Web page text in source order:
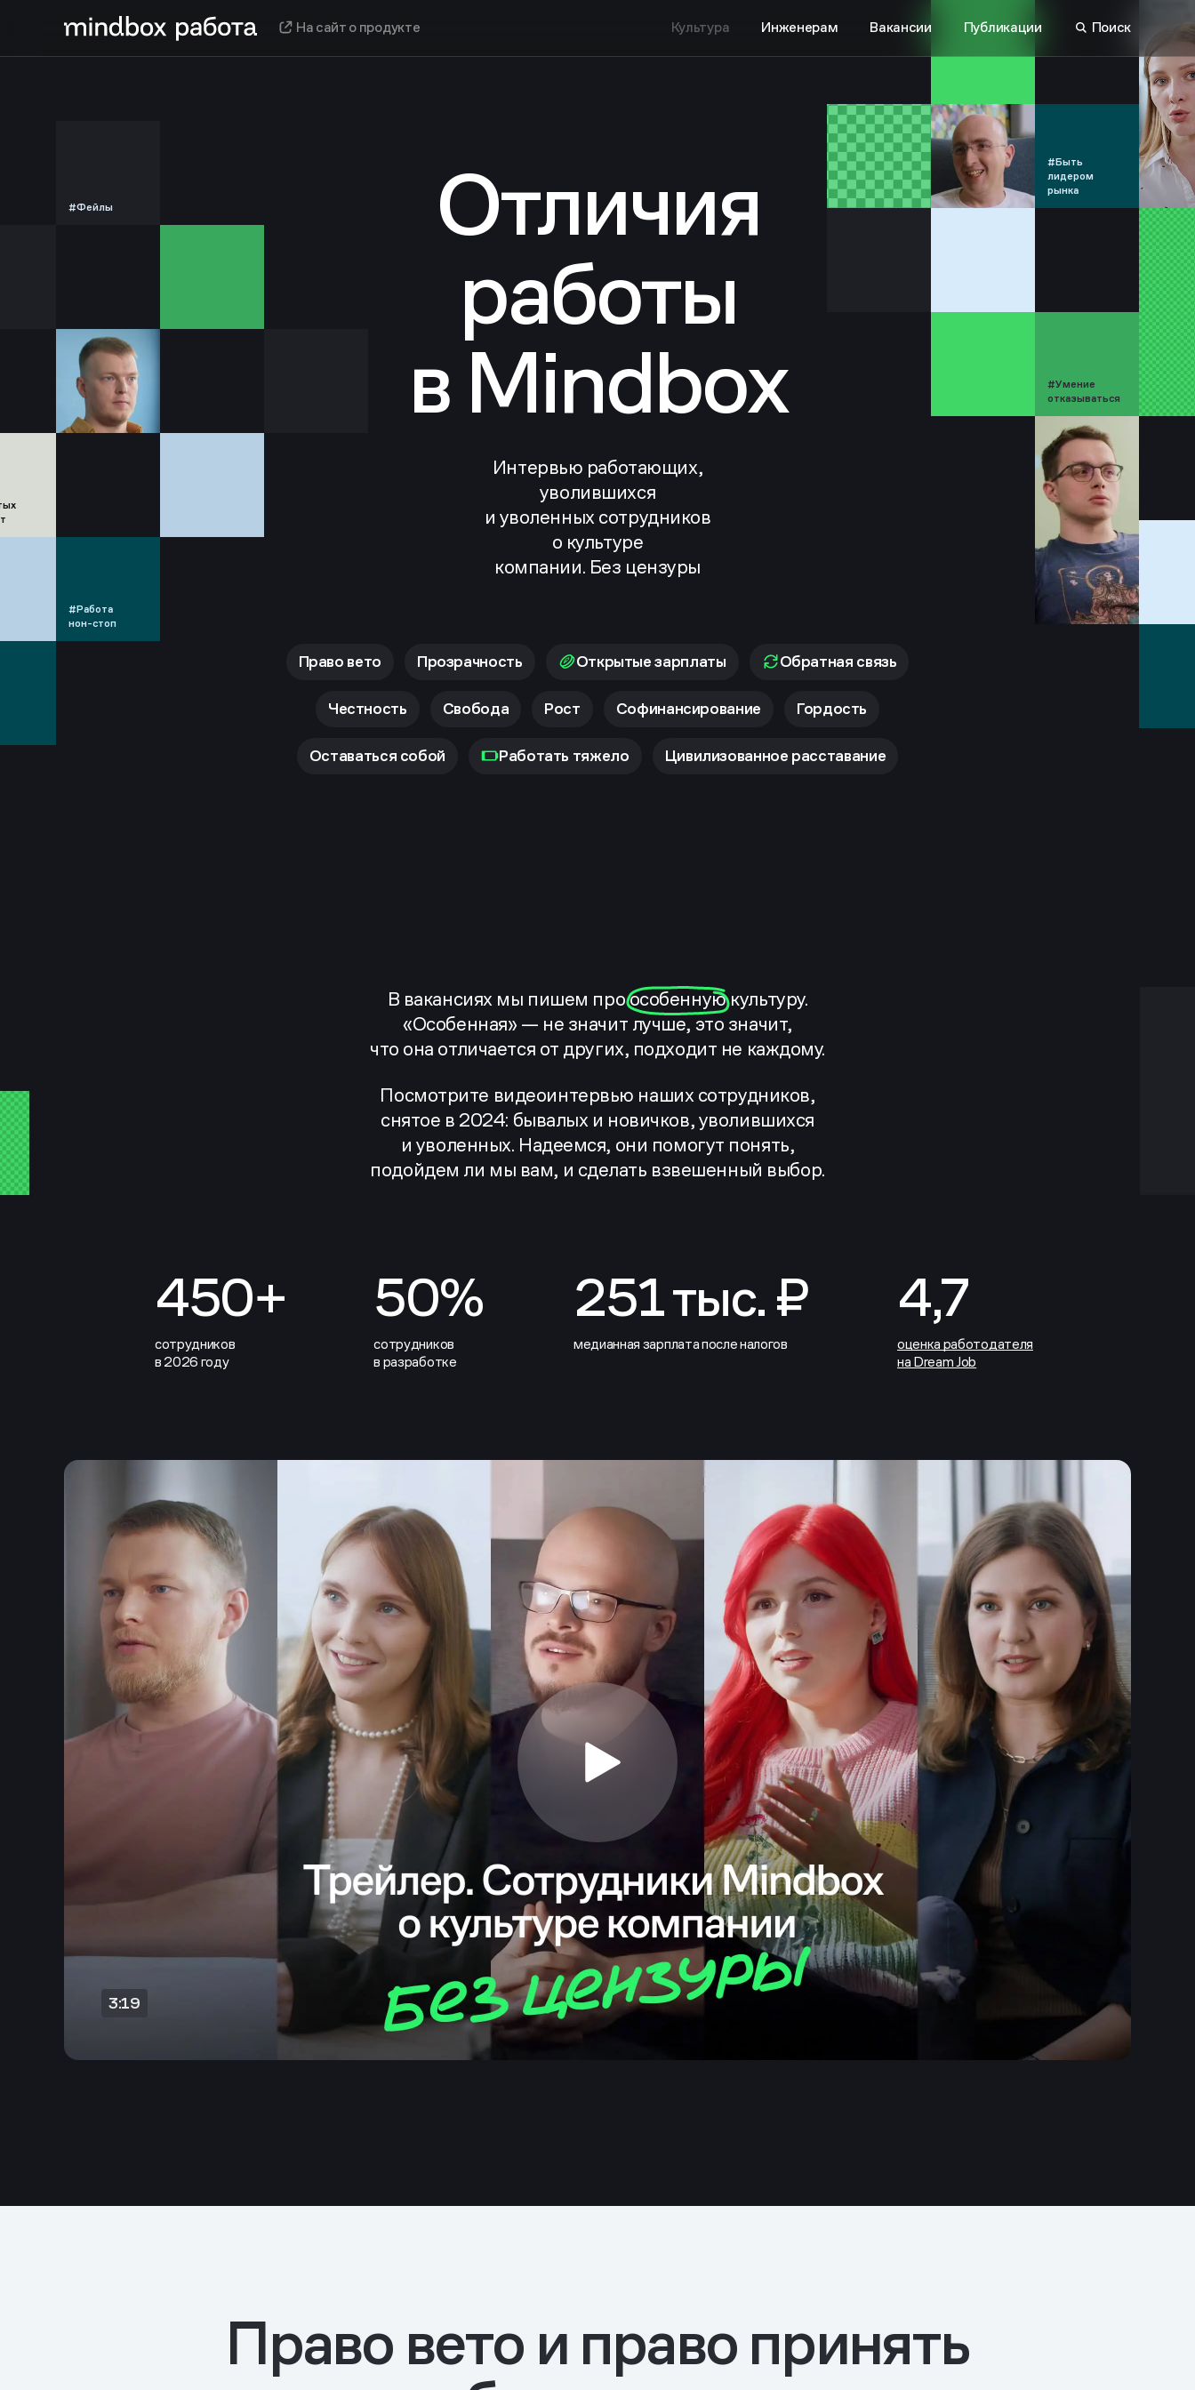
На сайт о продукте Культура Инженерам Вакансии Публикации Поиск
#Фейлы
#Работа
нон-стоп
#Быть
лидером
рынка
#Умение
отказываться
Отличия
работы
в Mindbox
Интервью работающих,
уволившихся
и уволенных сотрудников
о культуре
компании. Без цензуры
Право вето Прозрачность Открытые зарплаты Обратная связь
Честность Свобода Рост Софинансирование Гордость
Оставаться собой Работать тяжело Цивилизованное расставание
В вакансиях мы пишем проособеннуюкультуру.
«Особенная» — не значит лучше, это значит,
что она отличается от других, подходит не каждому.
Посмотрите видеоинтервью наших сотрудников,
снятое в 2024: бывалых и новичков, уволившихся
и уволенных. Надеемся, они помогут понять,
подойдем ли мы вам, и сделать взвешенный выбор.
450+
сотрудников
в 2026 году
50%
сотрудников
в разработке
251 тыс. ₽
медианная зарплата после налогов
4,7
оценка работодателя
на Dream Job
Право вето и право принять